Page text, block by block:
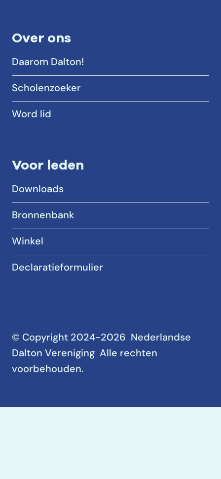
Over ons
Daarom Dalton!
Scholenzoeker
Word lid
Voor leden
Downloads
Bronnenbank
Winkel
Declaratieformulier
© Copyright 2024-2026 Nederlandse
Dalton Vereniging Alle rechten
voorbehouden.